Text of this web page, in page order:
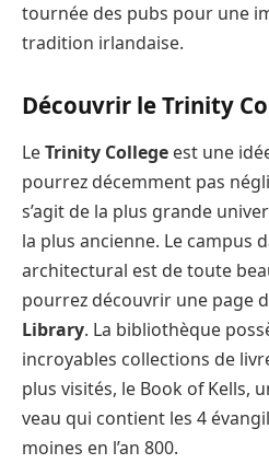
tournée des pubs pour une
tradition irlandaise.
Découvrir le Trinity
LeTrinity College est une
pourrez décemment pas
s’agit de la plus grande
la plus ancienne. Le campus
architectural est de toute
pourrez découvrir une page
Library. La bibliothèque
incroyables collections de
plus visités, le Book of Kells,
veau qui contient les 4
moines en l’an 800.